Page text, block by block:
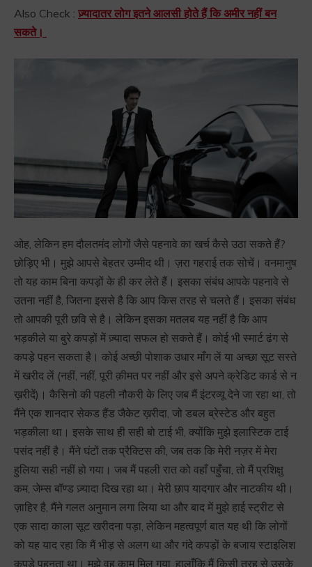
Also Check : ज़्यादातर लोग इतने आलसी होते हैं कि अमीर नहीं बन
सकते।
ओह, लेकिन हम दौलतमंद लोगों जैसे पहनावे का खर्च कैसे उठा सकते हैं?
छोड़िए भी। मुझे आपसे बेहतर उम्मीद थी। ज़रा गहराई तक सोचें। वनमानुष
तो यह काम बिना कपड़ों के ही कर लेते हैं। इसका संबंध आपके पहनावे से
उतना नहीं है, जितना इससे है कि आप किस तरह से चलते हैं। इसका संबंध
तो आपकी पूरी छवि से है। लेकिन इसका मतलब यह नहीं है कि आप
भड़कीले या बुरे कपड़ों में ज़्यादा सफल हो सकते हैं। कोई भी स्मार्ट ढंग से
कपड़े पहन सकता है। कोई अच्छी पोशाक उधार माँग लें या अच्छा सूट सस्ते
में खरीद लें (नहीं, नहीं, पूरी क़ीमत पर नहीं और इसे अपने क्रेडिट कार्ड से न
ख़रीदें)। कैसिनो की पहली नौकरी के लिए जब मैं इंटरव्यू देने जा रहा था, तो
मैंने एक शानदार सेकड हैंड जैकेट ख़रीदा, जो डबल ब्रेस्टेड और बहुत
भड़कीला था। इसके साथ ही सही बो टाई भी, क्योंकि मुझे इलास्टिक टाई
पसंद नहीं है। मैंने घंटों तक प्रैक्टिस की, जब तक कि मेरी नज़र में मेरा
हुलिया सही नहीं हो गया। जब मैं पहली रात को वहाँ पहुँचा, तो मैं प्रशिक्षु
कम, जेम्स बॉण्ड ज़्यादा दिख रहा था। मेरी छाप यादगार और नाटकीय थी।
ज़ाहिर है, मैंने गलत अनुमान लगा लिया था और बाद में मुझे हाई स्ट्रीट से
एक सादा काला सूट खरीदना पड़ा, लेकिन महत्वपूर्ण बात यह थी कि लोगों
को यह याद रहा कि मैं भीड़ से अलग था और गंदे कपड़ों के बजाय स्टाइलिश
कपड़े पहनता था। मुझे वह काम मिल गया, हालाँकि मैं किसी तरह से उसके